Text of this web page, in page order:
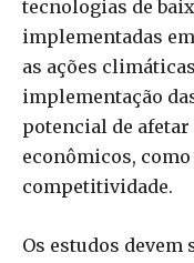
tecnologias de
implementadas
as ações
implementação
potencial de
econômicos,
competitividade.
Os estudos